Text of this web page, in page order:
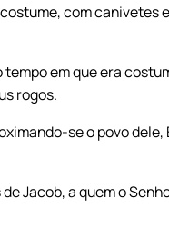
com canivetes
em que era
rogos.
se o povo
Jacob, a quem o